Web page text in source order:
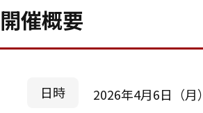
開催概要
日時 2026年4月6日（月）